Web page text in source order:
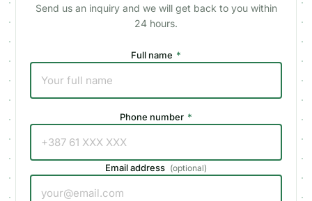
Send us an inquiry and we will get back to you within
24 hours.
Full name *
Phone number *
Email address (optional)